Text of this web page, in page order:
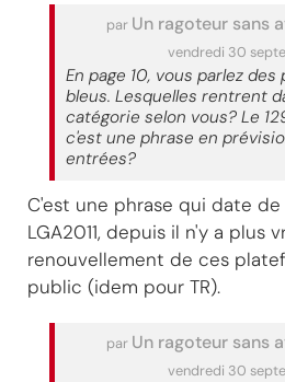
par Un ragoteur sans
vendredi 30
En page 10, vous parlez des
bleus. Lesquelles rentrent
catégorie selon vous? Le
c'est une phrase en
entrées?
C'est une phrase qui date
LGA2011, depuis il n'y a plus
renouvellement de ces
public (idem pour TR).
par Un ragoteur sans
vendredi 30